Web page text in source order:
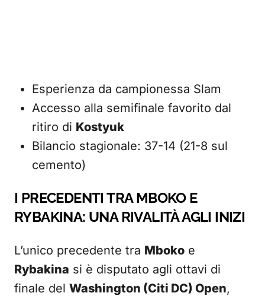
Esperienza da campionessa Slam
Accesso alla semifinale favorito dal
ritiro di Kostyuk
Bilancio stagionale: 37-14 (21-8 sul
cemento)
I PRECEDENTI TRA MBOKO E
RYBAKINA: UNA RIVALITÀ AGLI INIZI
L’unico precedente tra Mboko e
Rybakina si è disputato agli ottavi di
finale del Washington (Citi DC) Open,